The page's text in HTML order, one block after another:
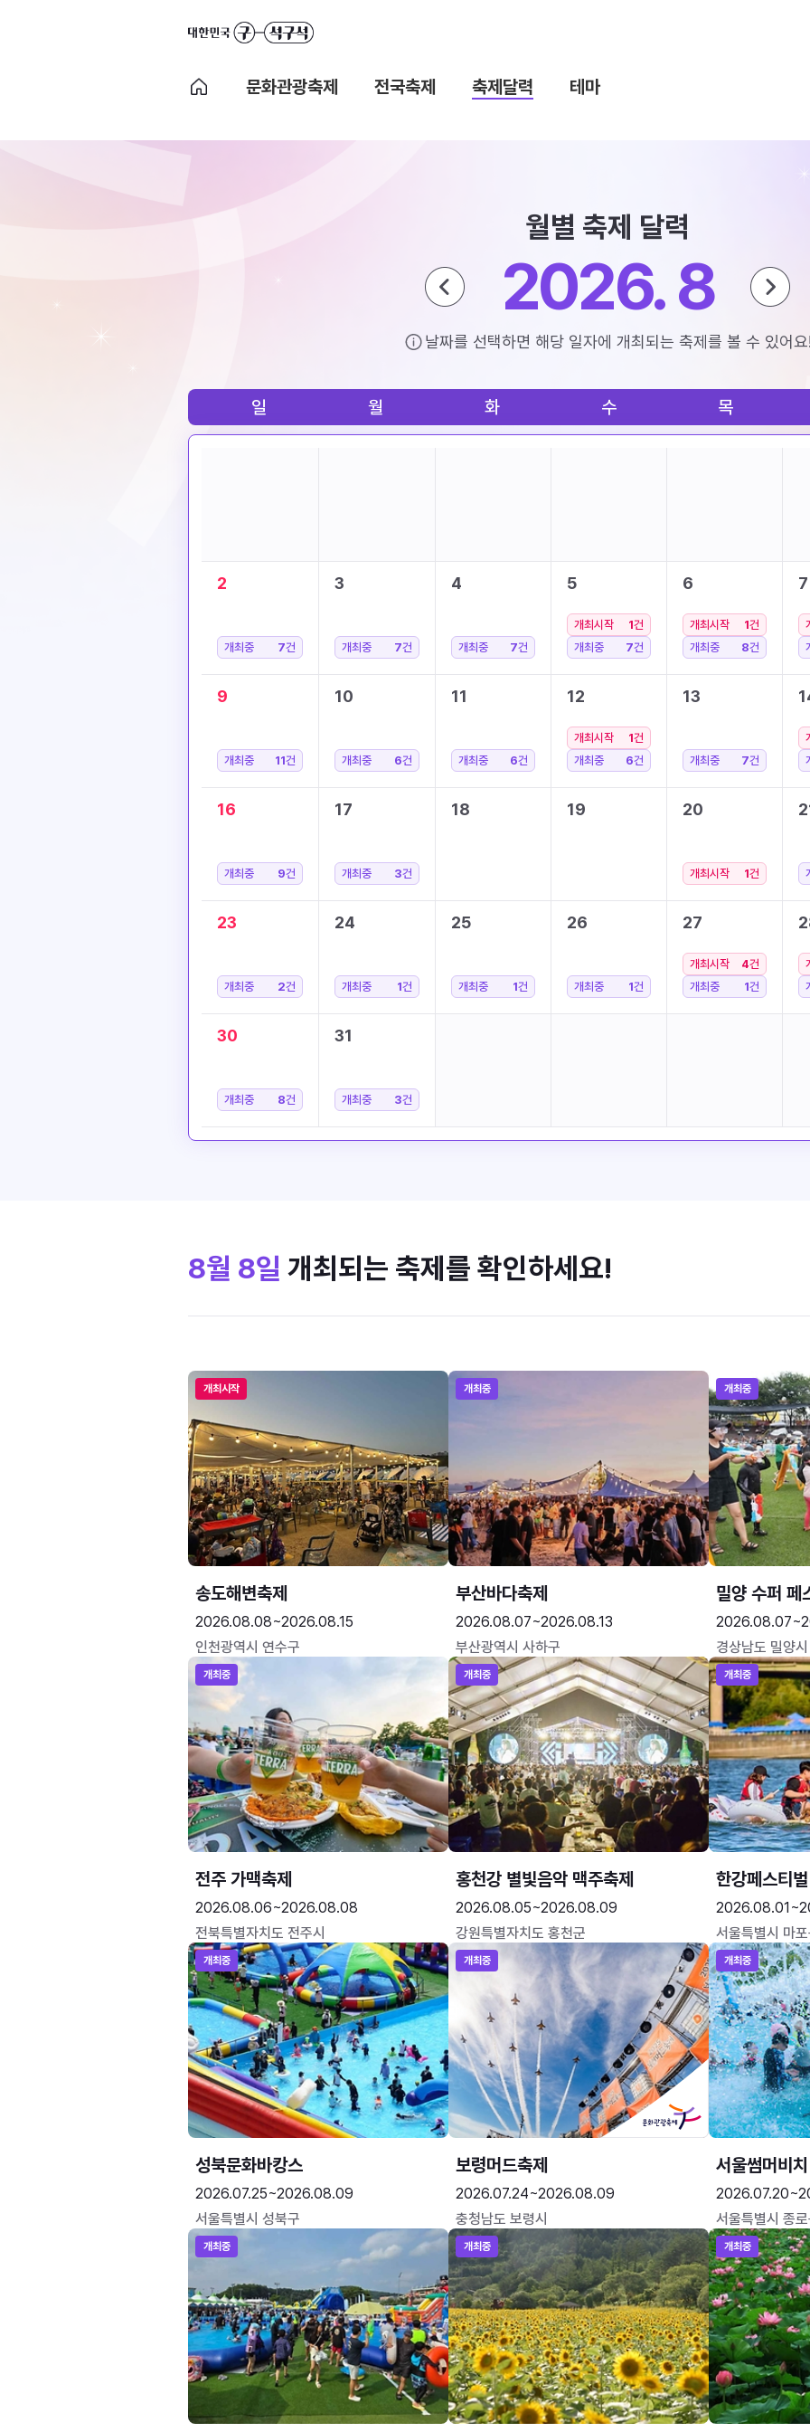
문화관광축제 전국축제 축제달력 테마
월별 축제 달력
2026. 8
날짜를 선택하면 해당 일자에 개최되는 축제를 볼 수 있어
일 월 화 수 목
2
개최중 7건
3
개최중 7건
4
개최중 7건
5
개최시작 1건
개최중
7건
6
개최시작 1건
개최중
8건
7
9
개최중 11건
10
개최중 6건
11
개최중 6건
12
개최시작 1건
개최중
6건
13
개최중 7건
16
개최중 9건
17
개최중 3건
18 19 20
개최시작 1건
23
개최중 2건
24
개최중 1건
25
개최중 1건
26
개최중 1건
27
개최시작 4건
개최중
1건
30
개최중 8건
31
개최중 3건
8월 8일 개최되는 축제를 확인하세요!
개최시작
송도해변축제
2026.08.08~2026.08.15
인천광역시 연수구
개최중
부산바다축제
2026.08.07~2026.08.13
부산광역시 사하구
개최중
밀양 수퍼 페
경상남도 밀양시
개최중
전주 가맥축제
2026.08.06~2026.08.08
전북특별자치도 전주시
개최중
홍천강 별빛음악 맥주축제
2026.08.05~2026.08.09
강원특별자치도 홍천군
개최중
한강페스티벌
서울특별시 마
개최중
성북문화바캉스
2026.07.25~2026.08.09
서울특별시 성북구
개최중
보령머드축제
2026.07.24~2026.08.09
충청남도 보령시
개최중
서울썸머비치
서울특별시 종
개최중 개최중 개최중